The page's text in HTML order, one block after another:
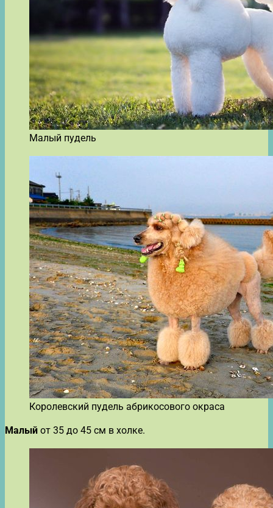
Малый пудель
Королевский пудель абрикосового окраса
Малый от 35 до 45 см в холке.